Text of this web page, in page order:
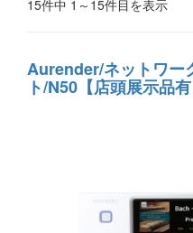
15件中 1～15件目を表示
Aurender/ネットワー
ト/N50【店頭展示品有